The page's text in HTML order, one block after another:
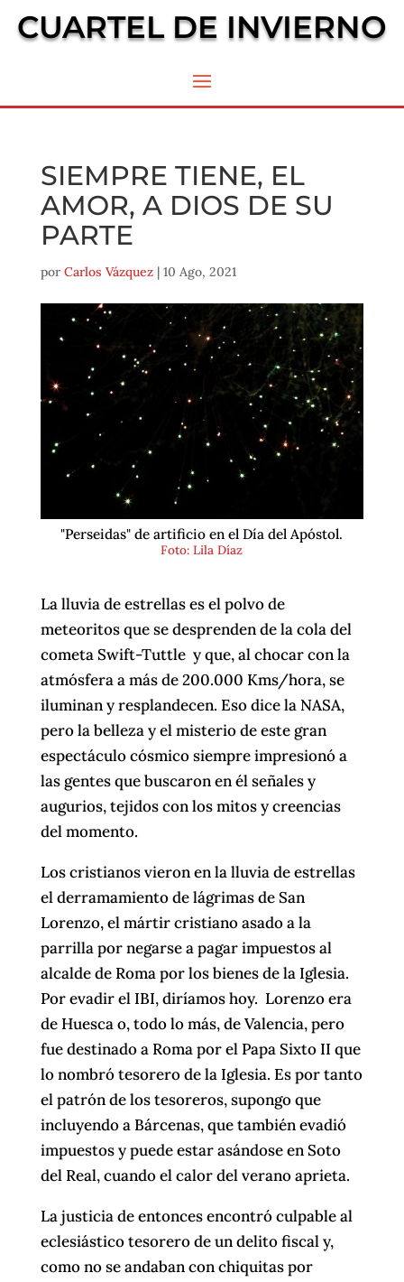
CUARTEL DE INVIERNO
SIEMPRE TIENE, EL
AMOR, A DIOS DE SU
PARTE
por Carlos Vázquez| 10 Ago, 2021
"Perseidas" de artificio en el Día del Apóstol.
Foto: Lila Díaz
La lluvia de estrellas es el polvo de
meteoritos que se desprenden de la cola del
cometa Swift-Tuttle y que, al chocar con la
atmósfera a más de 200.000 Kms/hora, se
iluminan y resplandecen. Eso dice la NASA,
pero la belleza y el misterio de este gran
espectáculo cósmico siempre impresionó a
las gentes que buscaron en él señales y
augurios, tejidos con los mitos y creencias
del momento.
Los cristianos vieron en la lluvia de estrellas
el derramamiento de lágrimas de San
Lorenzo, el mártir cristiano asado a la
parrilla por negarse a pagar impuestos al
alcalde de Roma por los bienes de la Iglesia.
Por evadir el IBI, diríamos hoy. Lorenzo era
de Huesca o, todo lo más, de Valencia, pero
fue destinado a Roma por el Papa Sixto II que
lo nombró tesorero de la Iglesia. Es por tanto
el patrón de los tesoreros, supongo que
incluyendo a Bárcenas, que también evadió
impuestos y puede estar asándose en Soto
del Real, cuando el calor del verano aprieta.
La justicia de entonces encontró culpable al
eclesiástico tesorero de un delito fiscal y,
como no se andaban con chiquitas por